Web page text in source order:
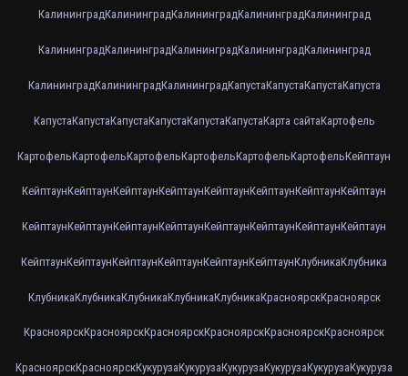
КалининградКалининградКалининградКалининградКалининград
КалининградКалининградКалининградКалининградКалининград
КалининградКалининградКалининградКапустаКапустаКапустаКапуста
КапустаКапустаКапустаКапустаКапустаКапустаКарта сайтаКартофель
КартофельКартофельКартофельКартофельКартофельКартофельКейптаун
КейптаунКейптаунКейптаунКейптаунКейптаунКейптаунКейптаунКейптаун
КейптаунКейптаунКейптаунКейптаунКейптаунКейптаунКейптаунКейптаун
КейптаунКейптаунКейптаунКейптаунКейптаунКейптаунКлубникаКлубника
КлубникаКлубникаКлубникаКлубникаКлубникаКрасноярскКрасноярск
КрасноярскКрасноярскКрасноярскКрасноярскКрасноярскКрасноярск
КрасноярскКрасноярскКукурузаКукурузаКукурузаКукурузаКукурузаКукуруза